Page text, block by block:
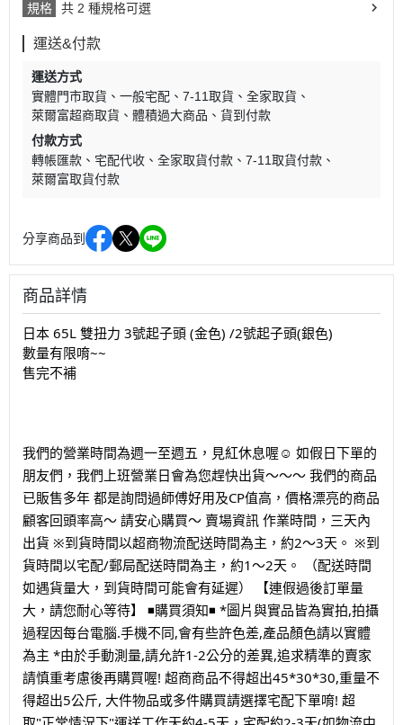
規格 共 2 種規格可選
運送&付款
運送方式
實體門市取貨
一般宅配 7-11取貨
全家取貨
萊爾富超商取貨
體積過大商品
貨到付款
付款方式
轉帳匯款
宅配代收 全家取貨付款
7-11取貨付款
萊爾富取貨付款
分享商品到
商品詳情
日本 65L 雙扭力 3號起子頭 (金色) /2號起子頭(銀色)
數量有限唷~~
售完不補
我們的營業時間為週一至週五，見紅休息喔☺️ 如假日下單的
朋友們，我們上班營業日會為您趕快出貨～～～ 我們的商品
已販售多年 都是詢問過師傅好用及CP值高，價格漂亮的商品
顧客回頭率高～ 請安心購買～ 賣場資訊 作業時間，三天內
出貨 ※到貨時間以超商物流配送時間為主，約2～3天。 ※到
貨時間以宅配/郵局配送時間為主，約1～2天。 （配送時間
如遇貨量大，到貨時間可能會有延遲） 【連假過後訂單量
大，請您耐心等待】 ◾️購買須知◾️ *圖片與實品皆為實拍,拍攝
過程因每台電腦.手機不同,會有些許色差,產品顏色請以實體
為主 *由於手動測量,請允許1-2公分的差異,追求精準的賣家
請慎重考慮後再購買喔! 超商商品不得超出45*30*30,重量不
得超出5公斤, 大件物品或多件購買請選擇宅配下單唷! 超